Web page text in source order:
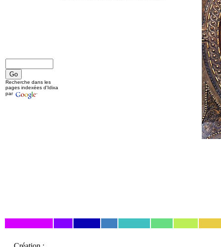
Recherche dans les
pages indexées d'Idixa
par